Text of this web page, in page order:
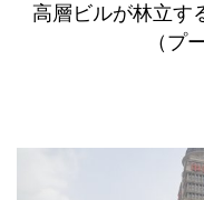
高層ビルが林立す
（プ